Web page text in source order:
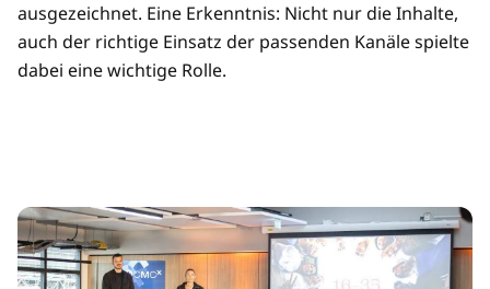
ausgezeichnet. Eine Erkenntnis: Nicht nur die Inhalte,
auch der richtige Einsatz der passenden Kanäle spielte
dabei eine wichtige Rolle.